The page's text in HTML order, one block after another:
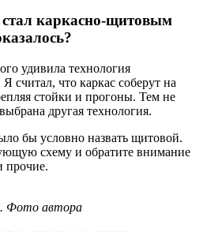
каркасно-щитовым
удивила технология
считал, что каркас соберут на
стойки и прогоны. Тем не
другая технология.
бы условно назвать щитовой.
схему и обратите внимание
Фото автора